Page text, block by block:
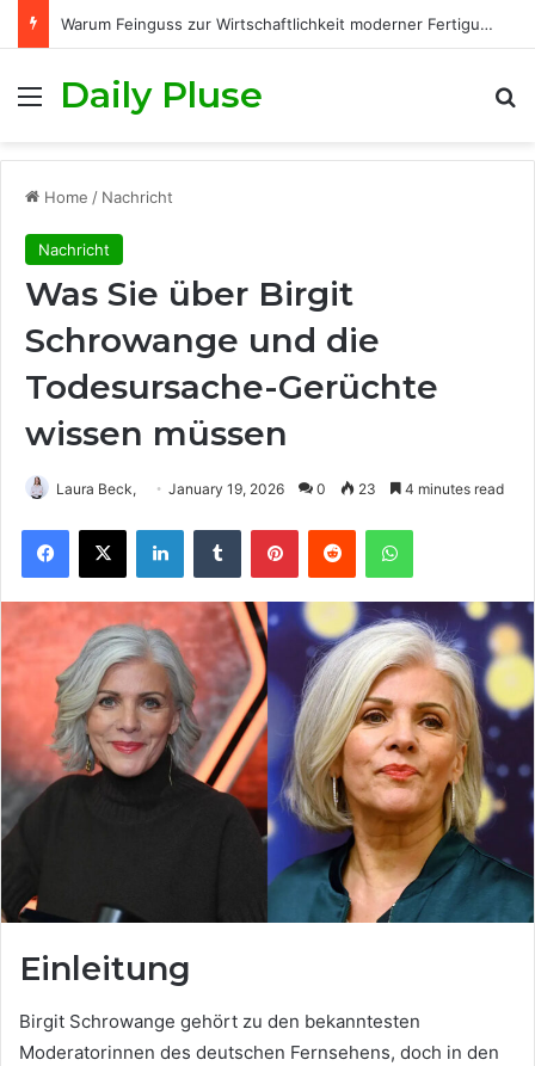
Warum Feinguss zur Wirtschaftlichkeit moderner Fertigungsprozesse beiträgt
Menu
Daily Pluse
Home / Nachricht
Nachricht
Was Sie über Birgit
Schrowange und die
Todesursache-Gerüchte
wissen müssen
Laura Beck, January 19, 2026 0 23 4 minutes read
Einleitung
Birgit Schrowange gehört zu den bekanntesten
Moderatorinnen des deutschen Fernsehens, doch in den